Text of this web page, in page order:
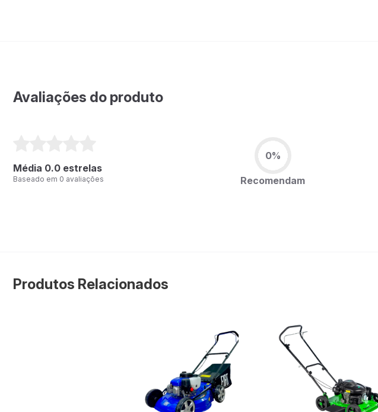
Avaliações do produto
Média 0.0 estrelas
Baseado em 0 avaliações
0%
Recomendam
Produtos Relacionados